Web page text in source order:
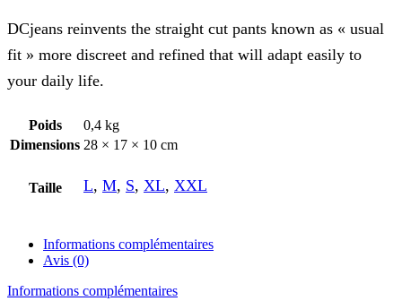
DCjeans reinvents the straight cut pants known as « usual
fit » more discreet and refined that will adapt easily to
your daily life.
Poids
0,4 kg
Dimensions 28 × 17 × 10 cm
Taille L, M, S, XL, XXL
Informations complémentaires
Avis (0)
Informations complémentaires